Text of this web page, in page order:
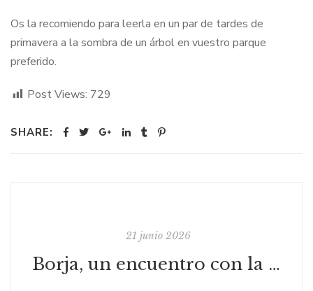
Os la recomiendo para leerla en un par de tardes de
primavera a la sombra de un árbol en vuestro parque
preferido.
Post Views: 729
SHARE:
21 junio 2026
Borja, un encuentro con la palabra y con quienes la habitan